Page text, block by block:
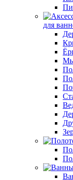
для